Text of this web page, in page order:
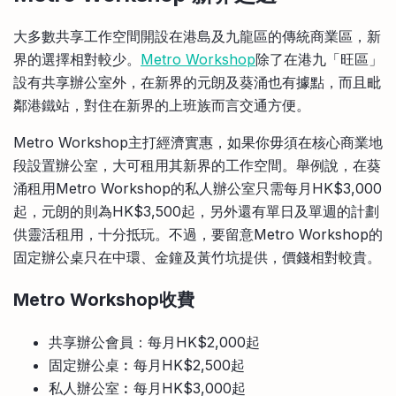
大多數共享工作空間開設在港島及九龍區的傳統商業區，新
界的選擇相對較少。 Metro Workshop除了在港九「旺區」
設有共享辦公室外，在新界的元朗及葵涌也有據點，而且毗
鄰港鐵站，對住在新界的上班族而言交通方便。
Metro Workshop主打經濟實惠，如果你毋須在核心商業地
段設置辦公室，大可租用其新界的工作空間。舉例說，在葵
涌租用Metro Workshop的私人辦公室只需每月HK$3,000
起，元朗的則為HK$3,500起，另外還有單日及單週的計劃
供靈活租用，十分抵玩。不過，要留意Metro Workshop的
固定辦公桌只在中環、金鐘及黃竹坑提供，價錢相對較貴。
Metro Workshop收費
共享辦公會員：每月HK$2,000起
固定辦公桌︰每月HK$2,500起
私人辦公室︰每月HK$3,000起